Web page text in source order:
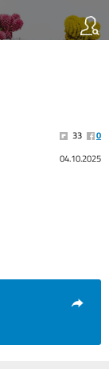
33
0
04.10.2025